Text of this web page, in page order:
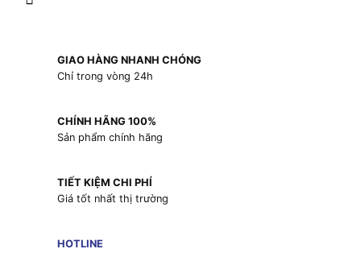
GIAO HÀNG NHANH CHÓNG
Chỉ trong vòng 24h
CHÍNH HÃNG 100%
Sản phẩm chính hãng
TIẾT KIỆM CHI PHÍ
Giá tốt nhất thị trường
HOTLINE